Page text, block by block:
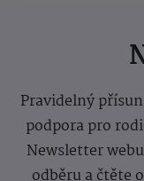
Pravidelný
podpora pro
Newsletter